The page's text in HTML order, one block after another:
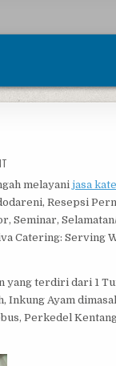
melayani jasa
Resepsi
Seminar,
Catering: Serving
terdiri dari 1
Inkung Ayam
Perkedel